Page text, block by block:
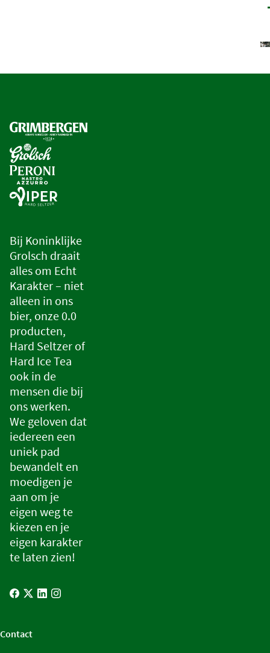
Bij Koninklijke
Grolsch draait
alles om Echt
Karakter – niet
alleen in ons
bier, onze 0.0
producten,
Hard Seltzer of
Hard Ice Tea
ook in de
mensen die bij
ons werken.
We geloven dat
iedereen een
uniek pad
bewandelt en
moedigen je
aan om je
eigen weg te
kiezen en je
eigen karakter
te laten zien!
Contact